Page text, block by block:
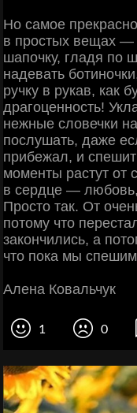
Но самое
в простых вещах —
шапочку, гладя по
надевать
ручку в рукав, как
драгоценность!
нежные словечки
послушать, даже
прибежал, и спешит
моменты растут от
в сердце —
Просто так. От
потому что
закончились, а
что пока мы
Алена Ковальчук
1 0